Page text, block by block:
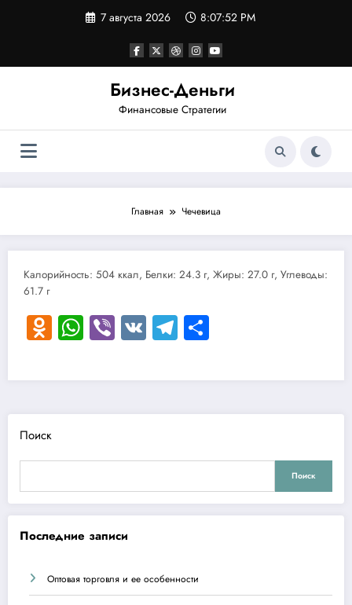
7 августа 2026 8:07:52 PM
Бизнес-Деньги
Финансовые Стратегии
Главная Чечевица
Калорийность: 504 ккал, Белки: 24.3 г, Жиры: 27.0 г, Углеводы:
61.7 г
Odnoklassniki
WhatsApp
Viber
VKTelegram
Поиск
Поиск
Последние записи
Оптовая торговля и ее особенности